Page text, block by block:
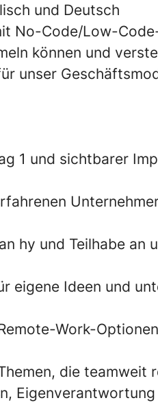
und Deutsch
No-Code/Low-
können und
unser
1 und sichtbarer
hy und Teilhabe an
eigene Ideen und
Work-
die teamweit